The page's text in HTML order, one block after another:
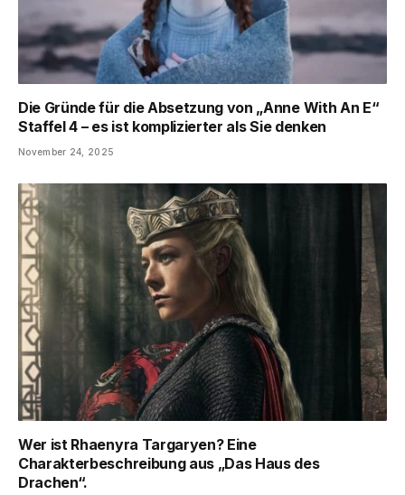
Die Gründe für die Absetzung von „Anne With An E“
Staffel 4 – es ist komplizierter als Sie denken
November 24, 2025
Wer ist Rhaenyra Targaryen? Eine
Charakterbeschreibung aus „Das Haus des
Drachen“.